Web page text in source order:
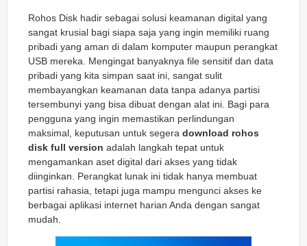
Rohos Disk hadir sebagai solusi keamanan digital yang
sangat krusial bagi siapa saja yang ingin memiliki ruang
pribadi yang aman di dalam komputer maupun perangkat
USB mereka. Mengingat banyaknya file sensitif dan data
pribadi yang kita simpan saat ini, sangat sulit
membayangkan keamanan data tanpa adanya partisi
tersembunyi yang bisa dibuat dengan alat ini. Bagi para
pengguna yang ingin memastikan perlindungan
maksimal, keputusan untuk segera download rohos
disk full version adalah langkah tepat untuk
mengamankan aset digital dari akses yang tidak
diinginkan. Perangkat lunak ini tidak hanya membuat
partisi rahasia, tetapi juga mampu mengunci akses ke
berbagai aplikasi internet harian Anda dengan sangat
mudah.